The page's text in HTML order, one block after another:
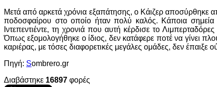
Μετά από αρκετά χρόνια εξαπάτησης, ο Κάιζερ αποσύρθηκε
ποδοσφαίρου στο οποίο ήταν πολύ καλός. Κάποια σημεία
Ιντεπεντιέντε, τη χρονιά που αυτή κέρδισε το
Όπως εξομολογήθηκε ο ίδιος, δεν κατάφερε ποτέ να γίνει
καριέρας, με τόσες διαφορετικές μεγάλες ομάδες, δεν έπαιξε
Πηγή: Sombrero.gr
Διαβάστηκε 16897 φορές